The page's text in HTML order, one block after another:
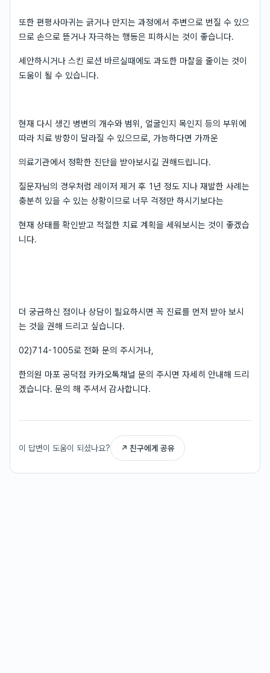
또한 편평사마귀는 긁거나 만지는 과정에서 주변으로 번질 수 있으
므로 손으로 뜯거나 자극하는 행동은 피하시는 것이 좋습니다.
세안하시거나 스킨 로션 바르실때에도 과도한 마찰을 줄이는 것이
도움이 될 수 있습니다.
현재 다시 생긴 병변의 개수와 범위, 얼굴인지 목인지 등의 부위에
따라 치료 방향이 달라질 수 있으므로, 가능하다면 가까운
의료기관에서 정확한 진단을 받아보시길 권해드립니다.
질문자님의 경우처럼 레이저 제거 후 1년 정도 지나 재발한 사례는
충분히 있을 수 있는 상황이므로 너무 걱정만 하시기보다는
현재 상태를 확인받고 적절한 치료 계획을 세워보시는 것이 좋겠습
니다.
더 궁금하신 점이나 상담이 필요하시면 꼭 진료를 먼저 받아 보시
는 것을 권해 드리고 싶습니다.
02)714-1005로 전화 문의 주시거나,
한의원 마포 공덕점 카카오톡채널 문의 주시면 자세히 안내해 드리
겠습니다. 문의 해 주셔서 감사합니다.
이 답변이 도움이 되셨나요? ↗ 친구에게 공유